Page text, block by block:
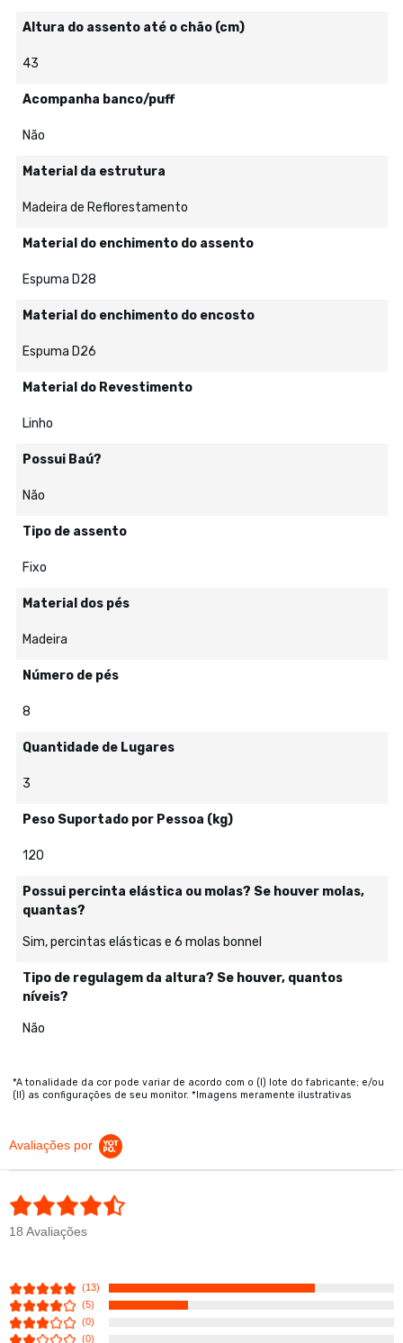
Altura do assento até o chão (cm)
43
Acompanha banco/puff
Não
Material da estrutura
Madeira de Reflorestamento
Material do enchimento do assento
Espuma D28
Material do enchimento do encosto
Espuma D26
Material do Revestimento
Linho
Possui Baú?
Não
Tipo de assento
Fixo
Material dos pés
Madeira
Número de pés
8
Quantidade de Lugares
3
Peso Suportado por Pessoa (kg)
120
Possui percinta elástica ou molas? Se houver molas,
quantas?
Sim, percintas elásticas e 6 molas bonnel
Tipo de regulagem da altura? Se houver, quantos
níveis?
Não
*A tonalidade da cor pode variar de acordo com o (I) lote do fabricante; e/ou
(II) as configurações de seu monitor. *Imagens meramente ilustrativas
Avaliações por
18 Avaliações
(13)
(5)
(0)
(0)